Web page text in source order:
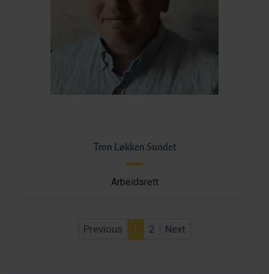
Tron Løkken Sundet
Arbeidsrett
Previous 1 2 Next